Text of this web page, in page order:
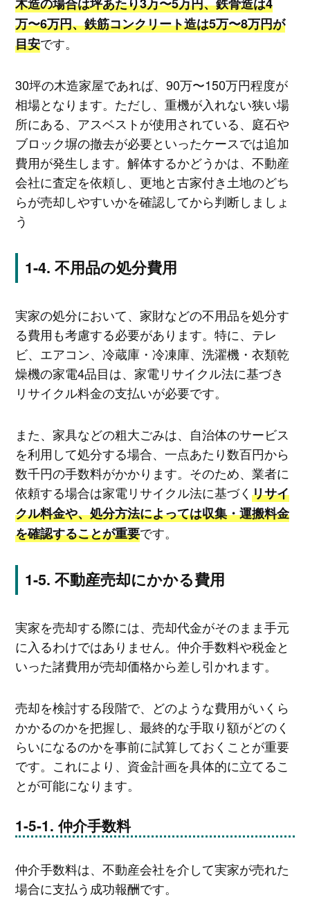
万〜6万円、鉄筋コンクリート造は5万〜8万円が
目安です。
30坪の木造家屋であれば、90万〜150万円程度が
相場となります。ただし、重機が入れない狭い場
所にある、アスベストが使用されている、庭石や
ブロック塀の撤去が必要といったケースでは追加
費用が発生します。解体するかどうかは、不動産
会社に査定を依頼し、更地と古家付き土地のどち
らが売却しやすいかを確認してから判断しましょ
う
不用品の処分費用
実家の処分において、家財などの不用品を処分す
る費用も考慮する必要があります。特に、テレ
ビ、エアコン、冷蔵庫・冷凍庫、洗濯機・衣類乾
燥機の家電4品目は、家電リサイクル法に基づき
リサイクル料金の支払いが必要です。
また、家具などの粗大ごみは、自治体のサービス
を利用して処分する場合、一点あたり数百円から
数千円の手数料がかかります。そのため、業者に
依頼する場合は家電リサイクル法に基づく リサイ
クル料金や、処分方法によっては収集・運搬料金
を確認することが重要です。
不動産売却にかかる費用
実家を売却する際には、売却代金がそのまま手元
に入るわけではありません。仲介手数料や税金と
いった諸費用が売却価格から差し引かれます。
売却を検討する段階で、どのような費用がいくら
かかるのかを把握し、最終的な手取り額がどのく
らいになるのかを事前に試算しておくことが重要
です。これにより、資金計画を具体的に立てるこ
とが可能になります。
仲介手数料
仲介手数料は、不動産会社を介して実家が売れた
場合に支払う成功報酬です。